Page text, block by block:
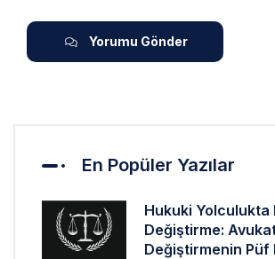
Yorumu Gönder
En Popüler Yazılar
Hukuki Yolculukta
Değiştirme:
Değiştirmenin Püf